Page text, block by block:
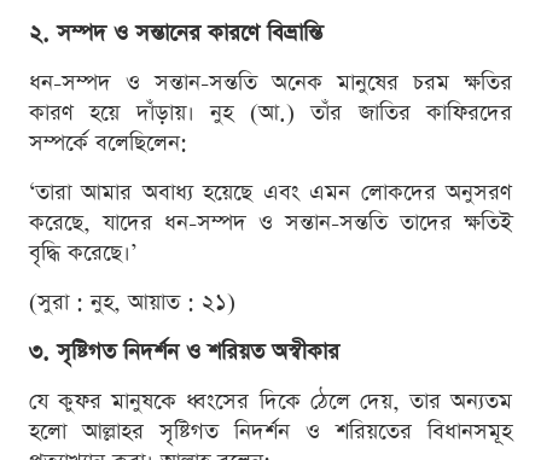
২. সম্পদ ও সন্তানের কারণে বিভ্রান্তি
ধন-সম্পদ ও সন্তান-সন্ততি অনেক মানুষের চরম ক্ষতির
কারণ হয়ে দাঁড়ায়। নুহ (আ.) তাঁর জাতির কাফিরদের
সম্পর্কে বলেছিলেন:
‘তারা আমার অবাধ্য হয়েছে এবং এমন লোকদের অনুসরণ
করেছে, যাদের ধন-সম্পদ ও সন্তান-সন্ততি তাদের ক্ষতিই
বৃদ্ধি করেছে।’
(সুরা : নুহ, আয়াত : ২১)
৩. সৃষ্টিগত নিদর্শন ও শরিয়ত অস্বীকার
যে কুফর মানুষকে ধ্বংসের দিকে ঠেলে দেয়, তার অন্যতম
হলো আল্লাহর সৃষ্টিগত নিদর্শন ও শরিয়তের বিধানসমূহ